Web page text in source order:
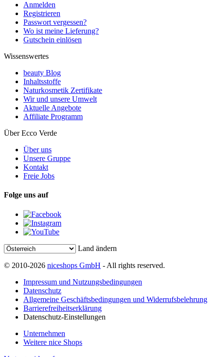
Anmelden
Registrieren
Passwort vergessen?
Wo ist meine Lieferung?
Gutschein einlösen
Wissenswertes
beauty Blog
Inhaltsstoffe
Naturkosmetik Zertifikate
Wir und unsere Umwelt
Aktuelle Angebote
Affiliate Programm
Über Ecco Verde
Über uns
Unsere Gruppe
Kontakt
Freie Jobs
Folge uns auf
Land ändern
© 2010-2026 niceshops GmbH - All rights reserved.
Impressum und Nutzungsbedingungen
Datenschutz
Allgemeine Geschäftsbedingungen und Widerrufsbelehrung
Barrierefreiheitserklärung
Datenschutz-Einstellungen
Unternehmen
Weitere nice Shops